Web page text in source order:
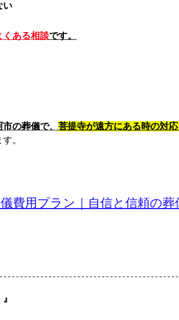
い
くある相談です。
の葬儀で、 菩提寺が遠方にある時の対
。
費用プラン｜自信と信頼の葬